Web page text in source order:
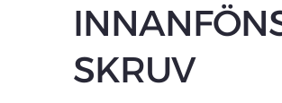
SKRUV